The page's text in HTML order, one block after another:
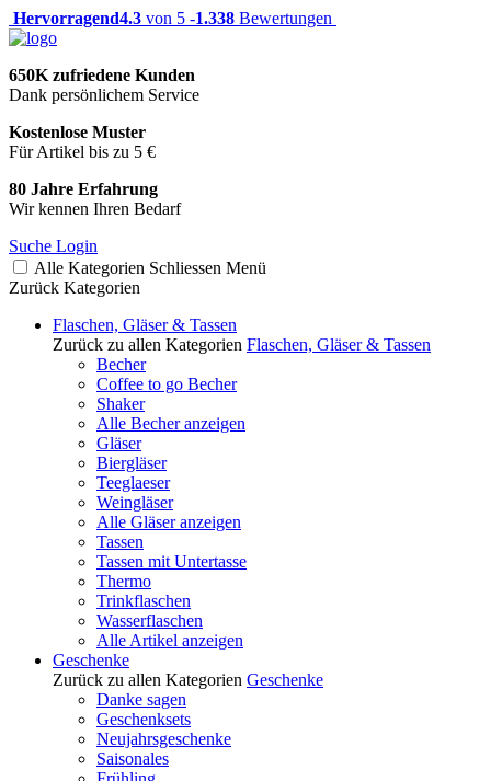
Hervorragend4.3 von 5 -1.338 Bewertungen
650K zufriedene Kunden
Dank persönlichem Service
Kostenlose Muster
Für Artikel bis zu 5 €
80 Jahre Erfahrung
Wir kennen Ihren Bedarf
Suche Login
Alle Kategorien Schliessen Menü
Zurück Kategorien
Flaschen, Gläser & Tassen
Zurück zu allen Kategorien Flaschen, Gläser & Tassen
Becher
Coffee to go Becher
Shaker
Alle Becher anzeigen
Gläser
Biergläser
Teeglaeser
Weingläser
Alle Gläser anzeigen
Tassen
Tassen mit Untertasse
Thermo
Trinkflaschen
Wasserflaschen
Alle Artikel anzeigen
Geschenke
Zurück zu allen Kategorien Geschenke
Danke sagen
Geschenksets
Neujahrsgeschenke
Saisonales